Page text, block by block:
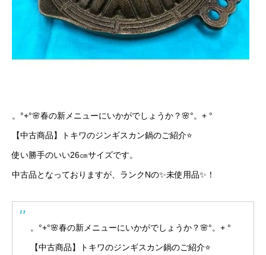
。°+°🌸春の新メニューにいかがでしょうか？🌸°。+ °
【中古商品】トキワのジンギスカン鍋のご紹介⭐
使い勝手のいい26㎝サイズです。
中古品となっておりますが、ランクNの✨未使用品✨！
。°+°🌸春の新メニューにいかがでしょうか？🌸°。+ °
【中古商品】トキワのジンギスカン鍋のご紹介⭐